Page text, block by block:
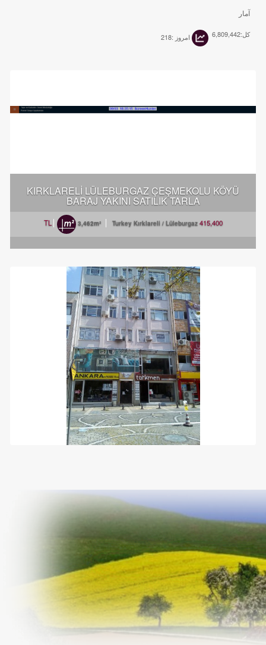
آمار
امروز :218 کل:6,809,442
KIRKLARELİ LÜLEBURGAZ ÇEŞMEKOLU KÖYÜ
BARAJ YAKINI SATILIK TARLA
415,400 TL
3,462m² Turkey Kırklareli / Lüleburgaz